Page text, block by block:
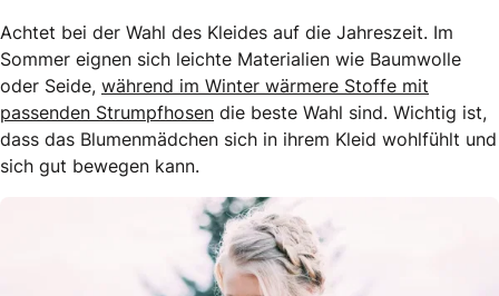
Achtet bei der Wahl des Kleides auf die Jahreszeit. Im
Sommer eignen sich leichte Materialien wie Baumwolle
oder Seide, während im Winter wärmere Stoffe mit
passenden Strumpfhosen die beste Wahl sind. Wichtig ist,
dass das Blumenmädchen sich in ihrem Kleid wohlfühlt und
sich gut bewegen kann.